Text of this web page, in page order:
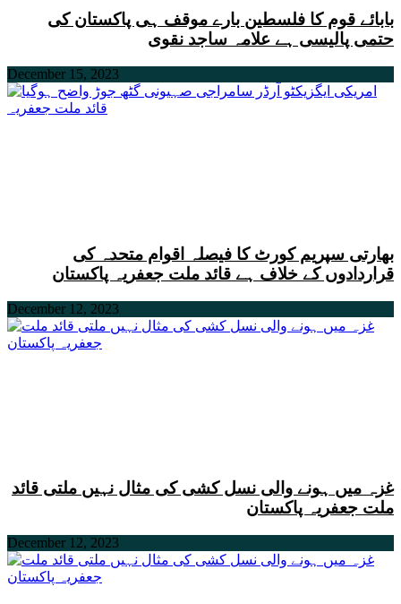
بابائے قوم کا فلسطین بارے موقف ہی پاکستان کی
حتمی پالیسی ہے علامہ ساجد نقوی
December 15, 2023
بھارتی سپریم کورٹ کا فیصلہ اقوام متحدہ کی
قراردادوں کے خلاف ہے قائد ملت جعفریہ پاکستان
December 12, 2023
غزہ میں ہونے والی نسل کشی کی مثال نہیں ملتی قائد
ملت جعفریہ پاکستان
December 12, 2023